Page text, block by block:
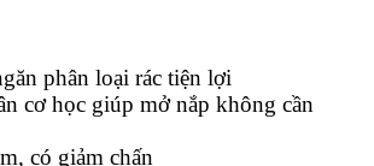
phân loại rác tiện lợi
cơ học giúp mở nắp không cần
có giảm chấn